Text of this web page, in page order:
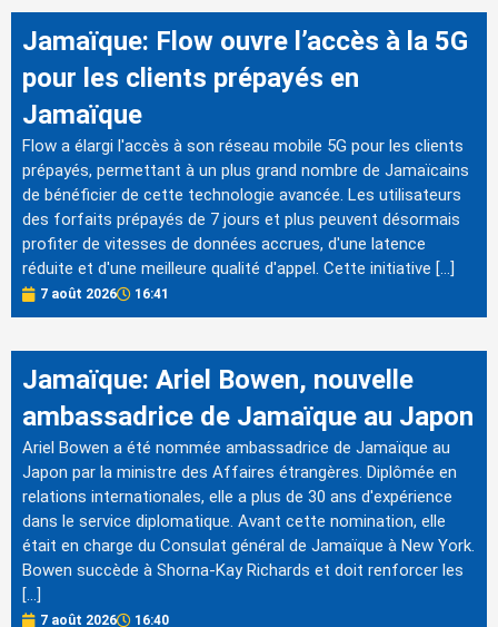
Jamaïque: Flow ouvre l’accès à la 5G
pour les clients prépayés en
Jamaïque
Flow a élargi l'accès à son réseau mobile 5G pour les clients
prépayés, permettant à un plus grand nombre de Jamaïcains
de bénéficier de cette technologie avancée. Les utilisateurs
des forfaits prépayés de 7 jours et plus peuvent désormais
profiter de vitesses de données accrues, d'une latence
réduite et d'une meilleure qualité d'appel. Cette initiative […]
7 août 2026 16:41
Jamaïque: Ariel Bowen, nouvelle
ambassadrice de Jamaïque au Japon
Ariel Bowen a été nommée ambassadrice de Jamaïque au
Japon par la ministre des Affaires étrangères. Diplômée en
relations internationales, elle a plus de 30 ans d'expérience
dans le service diplomatique. Avant cette nomination, elle
était en charge du Consulat général de Jamaïque à New York.
Bowen succède à Shorna-Kay Richards et doit renforcer les
[…]
7 août 2026 16:40